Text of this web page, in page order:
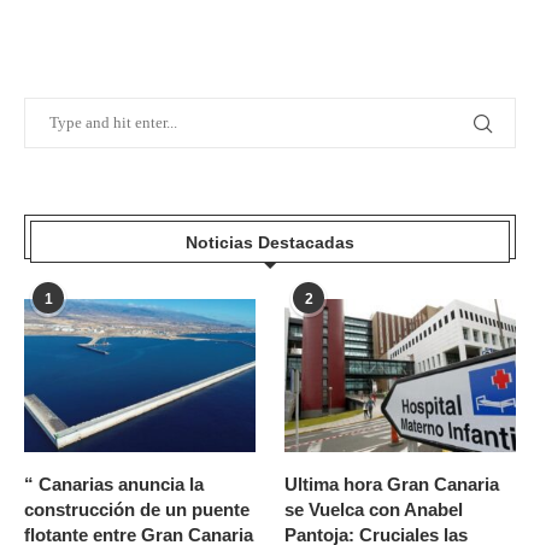
Noticias Destacadas
1
“ Canarias anuncia la
construcción de un puente
flotante entre Gran Canaria
2
Ultima hora Gran Canaria
se Vuelca con Anabel
Pantoja: Cruciales las